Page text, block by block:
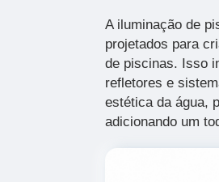
A iluminação de
projetados para
de piscinas. Isso
refletores e
estética da água,
adicionando um